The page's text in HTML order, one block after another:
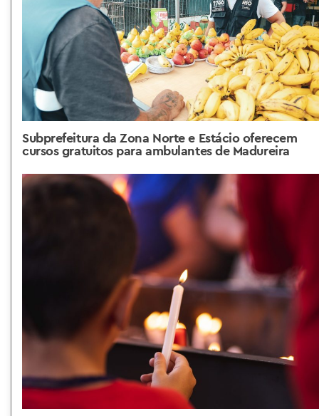
Subprefeitura da Zona Norte e Estácio oferecem
cursos gratuitos para ambulantes de Madureira